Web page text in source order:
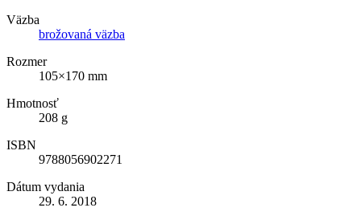
Väzba
brožovaná väzba
Rozmer
105×170 mm
Hmotnosť
208 g
ISBN
9788056902271
Dátum vydania
29. 6. 2018